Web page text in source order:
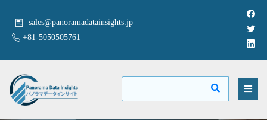
sales@panoramadatainsights.jp
+81-5050505761